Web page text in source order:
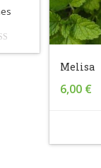
Melisa
6,00 €